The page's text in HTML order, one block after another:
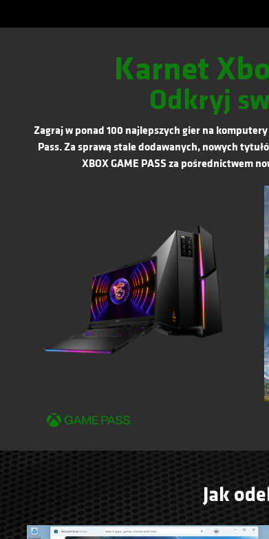
Karnet
Odkryj
Zagraj w ponad 100 najlepszych gier na
Pass. Za sprawą stale dodawanych, nowych
XBOX GAME PASS za pośrednictwem
Jak